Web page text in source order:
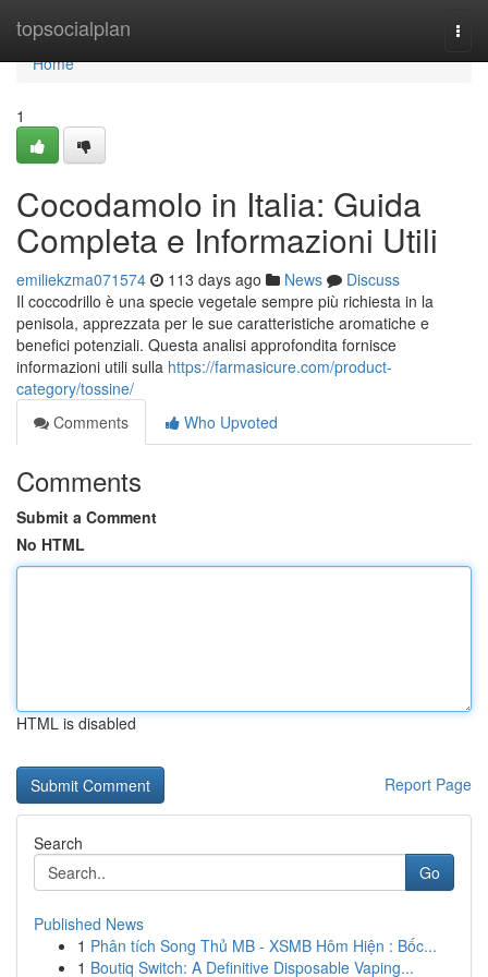
topsocialplan
Home
Home
1
Cocodamolo in Italia: Guida
Completa e Informazioni Utili
emiliekzma071574 113 days ago News
Discuss
Il coccodrillo è una specie vegetale sempre più richiesta in la
penisola, apprezzata per le sue caratteristiche aromatiche e
benefici potenziali. Questa analisi approfondita fornisce
informazioni utili sulla https://farmasicure.com/product-
category/tossine/
Comments
Who Upvoted
Comments
Submit a Comment
No HTML
HTML is disabled
Report Page
Search
Go
Published News
1 Phân tích Song Thủ MB - XSMB Hôm Hiện : Bốc...
1 Boutiq Switch: A Definitive Disposable Vaping...